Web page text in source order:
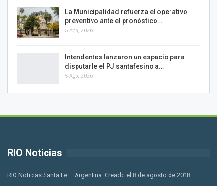
La Municipalidad refuerza el operativo
preventivo ante el pronóstico…
5 Ago, 2026
Intendentes lanzaron un espacio para
disputarle el PJ santafesino a…
5 Ago, 2026
RIO Noticias
RIO Noticias Santa Fe – Argentina. Creado el 8 de agosto de 2018.